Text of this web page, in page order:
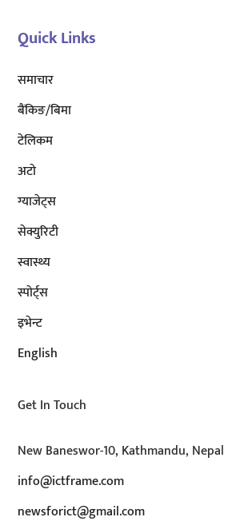
Quick Links
समाचार
बैंकिङ/बिमा
टेलिकम
अटाे
ग्याजेट्स
सेक्युरिटी
स्वास्थ्य
स्पोर्ट्स
इभेन्ट
English
Get In Touch
New Baneswor-10, Kathmandu, Nepal
info@ictframe.com
newsforict@gmail.com